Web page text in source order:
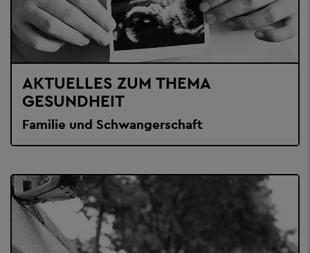
AKTUELLES ZUM THEMA
GESUNDHEIT
Familie und Schwangerschaft